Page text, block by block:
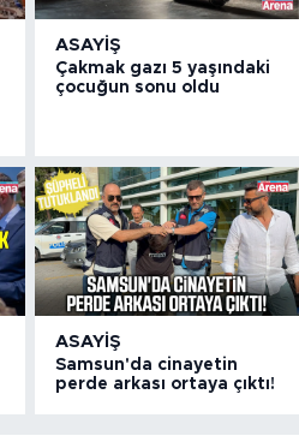
ASAYIŞ
Çakmak gazı 5 yaşındaki
çocuğun sonu oldu
ASAYIŞ
Samsun'da cinayetin
perde arkası ortaya çıktı!